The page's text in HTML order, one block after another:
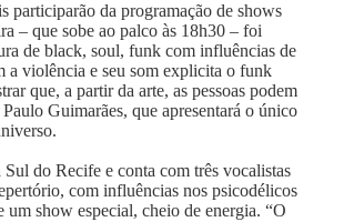
participarão da programação de shows
– que sobe ao palco às 18h30 – foi
de black, soul, funk com influências de
a violência e seu som explicita o funk
que, a partir da arte, as pessoas podem
Guimarães, que apresentará o único
do Recife e conta com três vocalistas
com influências nos psicodélicos
show especial, cheio de energia. “O